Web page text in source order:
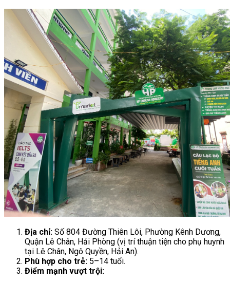
Địa chỉ: Số 804 Đường Thiên Lôi, Phường Kênh Dương,
Quận Lê Chân, Hải Phòng (vị trí thuận tiện cho phụ huynh
tại Lê Chân, Ngô Quyền, Hải An).
Phù hợp cho trẻ: 5–14 tuổi.
Điểm mạnh vượt trội: